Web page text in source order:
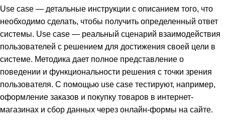
Use case — детальные инструкции с описанием того, что
необходимо сделать, чтобы получить определенный ответ
системы. Use case — реальный сценарий взаимодействия
пользователей с решением для достижения своей цели в
системе. Методика дает полное представление о
поведении и функциональности решения с точки зрения
пользователя. С помощью use case тестируют, например,
оформление заказов и покупку товаров в интернет-
магазинах и сбор данных через онлайн-формы на сайте.